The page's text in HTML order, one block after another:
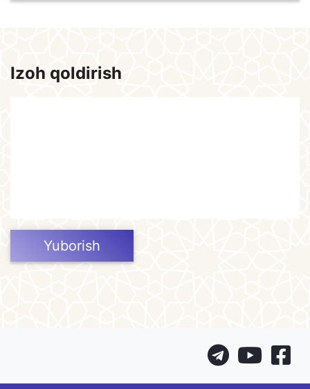
Izoh qoldirish
Yuborish